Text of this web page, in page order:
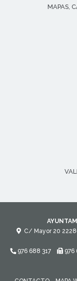
MAPAS,
C/ Mayor 20
976 688 317
976